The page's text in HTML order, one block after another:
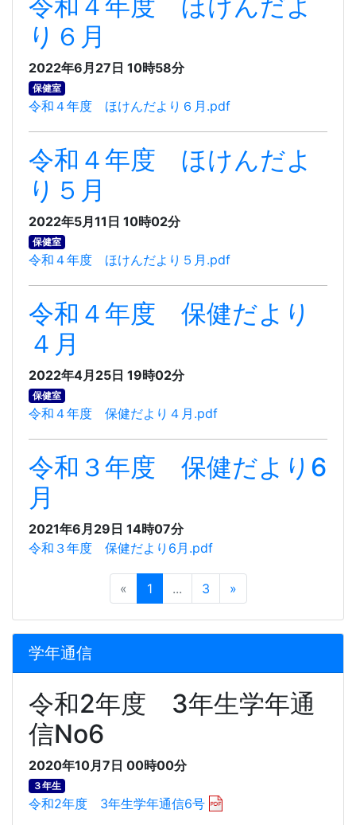
り６月
2022年6月27日 10時58分
保健室
令和４年度 ほけんだより６月.pdf
令和４年度 ほけんだよ
り５月
2022年5月11日 10時02分
保健室
令和４年度 ほけんだより５月.pdf
令和４年度 保健だより
４月
2022年4月25日 19時02分
保健室
令和４年度 保健だより４月.pdf
令和３年度 保健だより6
月
2021年6月29日 14時07分
令和３年度 保健だより6月.pdf
« 1 ... 3 »
学年通信
令和2年度 3年生学年通
信No6
2020年10月7日 00時00分
３年生
令和2年度 3年生学年通信6号